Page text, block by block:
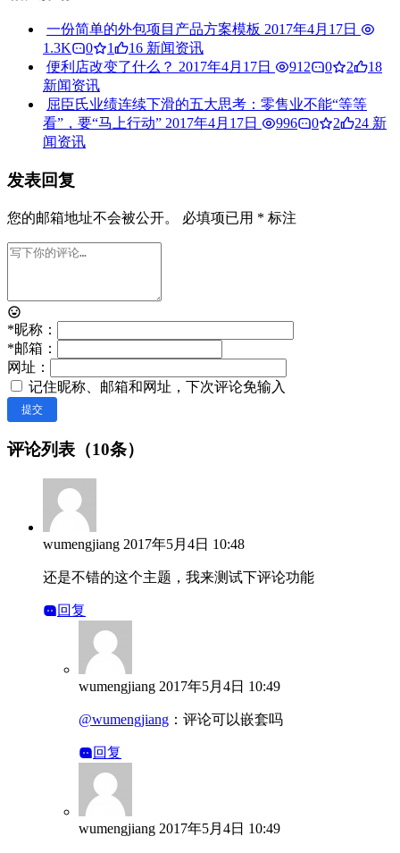
一份简单的外包项目产品方案模板 2017年4月17日
1.3K
0 1 16 新闻资讯
便利店改变了什么？ 2017年4月17日 912 0 2
18
新闻资讯
屈臣氏业绩连续下滑的五大思考：零售业不能“等等
看”，要“马上行动” 2017年4月17日 996 0 2 24 新
闻资讯
发表回复
您的邮箱地址不会被公开。 必填项已用 * 标注
*昵称：
*邮箱：
网址：
记住昵称、邮箱和网址，下次评论免输入
提交
评论列表（10条）
wumengjiang 2017年5月4日 10:48
还是不错的这个主题，我来测试下评论功能
回复
wumengjiang 2017年5月4日 10:49
@wumengjiang ： 评论可以嵌套吗
回复
wumengjiang 2017年5月4日 10:49